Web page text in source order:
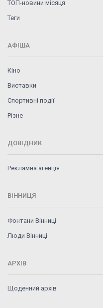
ТОП-новини місяця
Теги
АФІША
Кіно
Виставки
Спортивні події
Різне
ДОВІДНИК
Рекламна агенція
ВІННИЦЯ
Фонтани Вінниці
Люди Вінниці
АРХІВ
Щоденний архів